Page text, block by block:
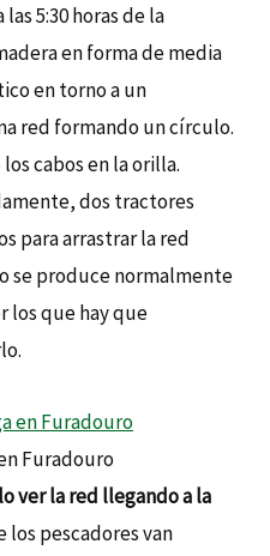
las 5:30 horas de la
en forma de media
en torno a un
red formando un círculo.
cabos en la orilla.
dos tractores
para arrastrar la red
se produce normalmente
los que hay que
Furadouro
ver la red llegando a la
los pescadores van